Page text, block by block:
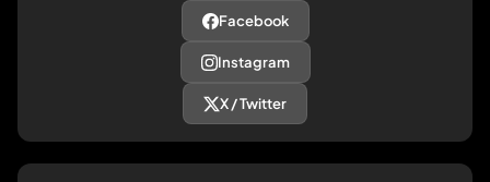
Facebook
Instagram
X / Twitter